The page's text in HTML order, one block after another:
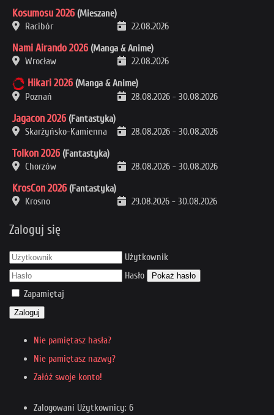
Kosumosu 2026 (Mieszane)
Racibór
22.08.2026
Nami Airando 2026 (Manga & Anime)
Wrocław
22.08.2026
Hikari 2026 (Manga & Anime)
Poznań
28.08.2026 - 30.08.2026
Jagacon 2026 (Fantastyka)
Skarżyńsko-Kamienna
28.08.2026 - 30.08.2026
Tolkon 2026 (Fantastyka)
Chorzów
28.08.2026 - 30.08.2026
KrosCon 2026 (Fantastyka)
Krosno
29.08.2026 - 30.08.2026
Zaloguj się
Użytkownik
Hasło
Pokaż hasło
Zapamiętaj
Zaloguj
Nie pamiętasz hasła?
Nie pamiętasz nazwy?
Załóż swoje konto!
Zalogowani Użytkownicy: 6